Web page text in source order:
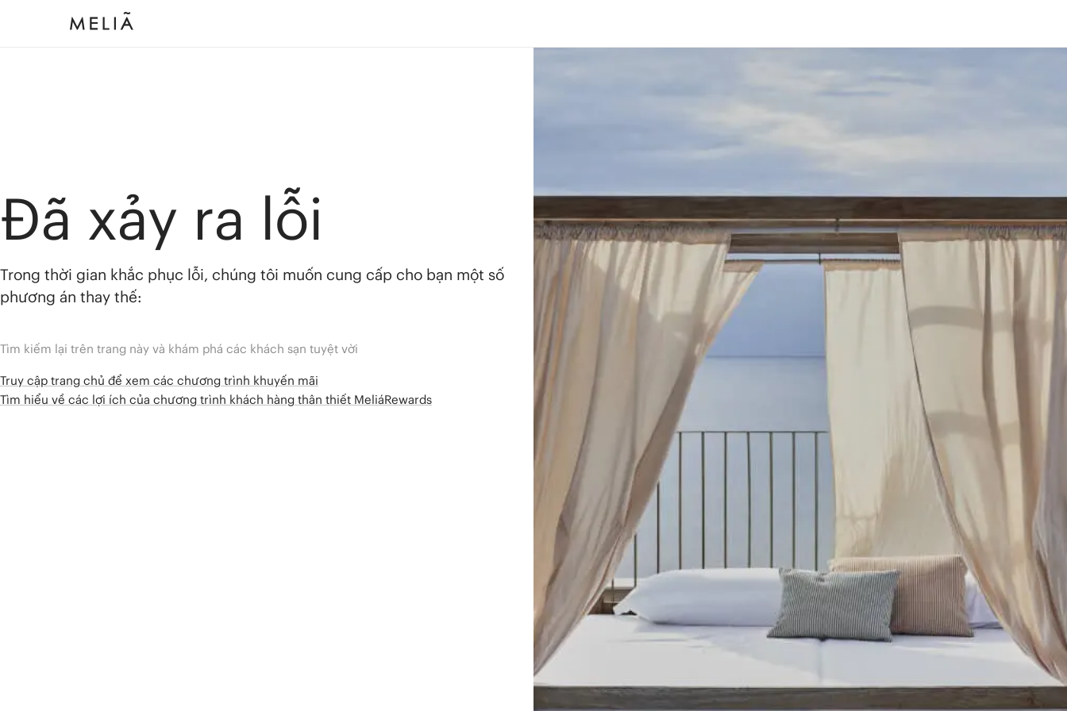
Đã xảy ra lỗi
Trong thời gian khắc phục lỗi, chúng tôi muốn cung cấp cho bạn một số
phương án thay thế:
Tìm kiếm lại trên trang này và khám phá các khách sạn tuyệt vời
Truy cập trang chủ để xem các chương trình khuyến mãi
Tìm hiểu về các lợi ích của chương trình khách hàng thân thiết MeliáRewards